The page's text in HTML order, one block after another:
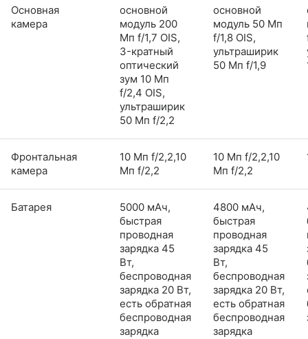
Основная
камера
основной
модуль 200
Мп f/1,7 OIS,
3-кратный
оптический
зум 10 Мп
f/2,4 OIS,
ультраширик
50 Мп f/2,2
основной
модуль 50 Мп
f/1,8 OIS,
ультраширик
50 Мп f/1,9
Фронтальная
камера
10 Мп f/2,2,10
Мп f/2,2
10 Мп f/2,2,10
Мп f/2,2
Батарея
5000 мАч,
быстрая
проводная
зарядка 45
Вт,
беспроводная
зарядка 20 Вт,
есть обратная
беспроводная
зарядка
4800 мАч,
быстрая
проводная
зарядка 45
Вт,
беспроводная
зарядка 20 Вт,
есть обратная
беспроводная
зарядка